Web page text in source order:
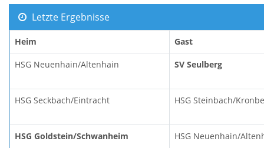
Letzte Ergebnisse
Heim Gast
HSG Neuenhain/Altenhain SV Seulberg
HSG Seckbach/Eintracht HSG Steinbach/
HSG Goldstein/Schwanheim HSG Neuenhain/